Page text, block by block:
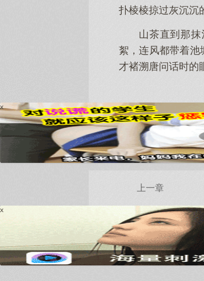
扑棱棱掠过灰沉沉
山茶直到那
絮，连风都带着池
才褚溯唐问话时
x
上一章
x